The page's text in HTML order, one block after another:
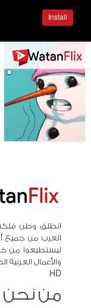
Install
انطلق وطن
العرب من جميع
ليستطيعوا من
HD
من نحن